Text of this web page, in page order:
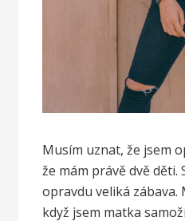
Musím uznat, že jsem
že mám právě dvě děti.
opravdu veliká zábava.
když jsem matka